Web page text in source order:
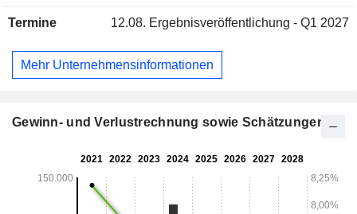
Projektmanagement und Beratung (PMC) sowie Immobilien
Anbindung von Kohletransportwegen in Joint Ventures mit
anderen staatlichen Unternehmen (CPSEs) unter der
inländischen Markt. Zu seinen Tochtergesellschaften zählen
Vadodara Kim Expressway Limited.
Termine 12.08. Ergebnisveröffentlichung - Q1 2027
Mehr Unternehmensinformationen
Gewinn- und Verlustrechnung sowie Schätzungen